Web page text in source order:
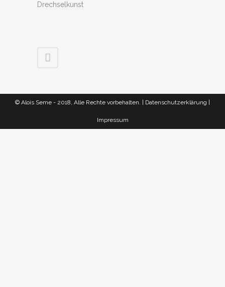
Drechselkunst
© Alois Seme - 2018, Alle Rechte vorbehalten. | Datenschutzerklärung
Impressum